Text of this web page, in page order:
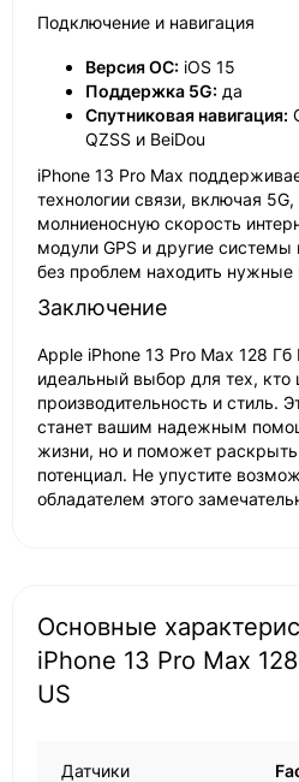
Подключение и навигация
Версия ОС: iOS 15
Поддержка 5G: да
Спутниковая навигация:
QZSS и BeiDou
iPhone 13 Pro Max
технологии связи, включая
молниеносную скорость
модули GPS и другие системы
без проблем находить нужные
Заключение
Apple iPhone 13 Pro Max 128
идеальный выбор для тех, кто
производительность и стиль.
станет вашим надежным
жизни, но и поможет
потенциал. Не упустите
обладателем этого
Основные
iPhone 13 Pro Max
US
Датчики